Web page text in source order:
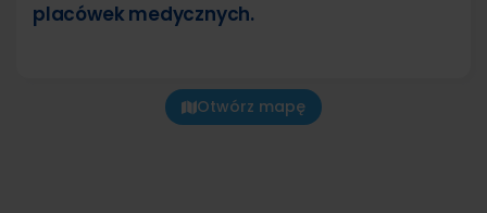
placówek medycznych.
Otwórz mapę